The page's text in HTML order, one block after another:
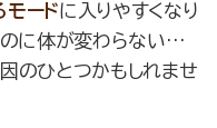
モードに入りやすくなり
のに体が変わらない…
のひとつかもしれませ